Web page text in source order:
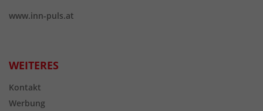
www.inn-puls.at
WEITERES
Kontakt
Werbung